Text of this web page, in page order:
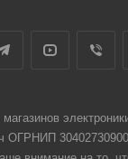
ОГРНИП